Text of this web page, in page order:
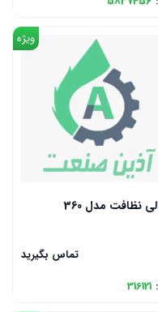
ویژه
نظافت مدل 360
تماس بگیرید
316121